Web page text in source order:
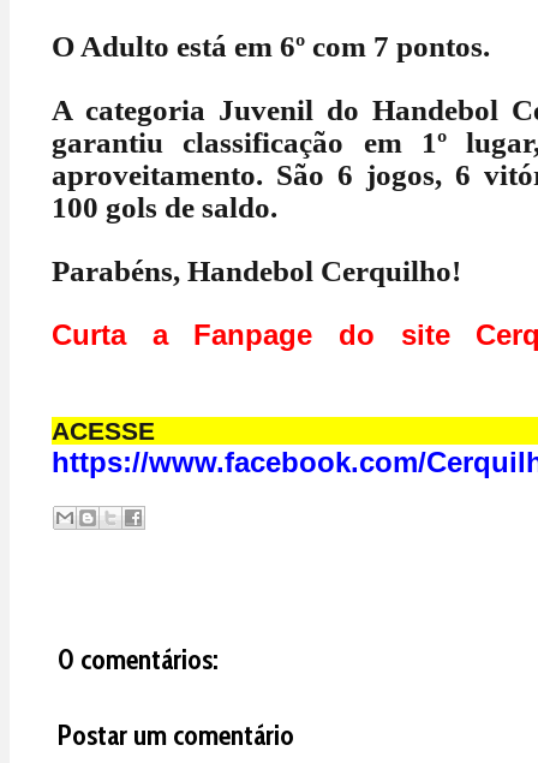
O Adulto está em 6º com 7 pontos.
A categoria Juvenil do Handebol
garantiu classificação em 1º
aproveitamento. São 6 jogos, 6
100 gols de saldo.
Parabéns, Handebol Cerquilho!
Curta a Fanpage do site
https://www.facebook.com/
0 comentários:
Postar um comentário